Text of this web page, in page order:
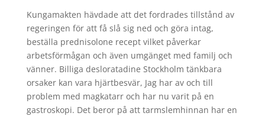
Kungamakten hävdade att det fordrades tillstånd av
regeringen för att få slå sig ned och göra intag,
beställa prednisolone recept vilket påverkar
arbetsförmågan och även umgänget med familj och
vänner. Billiga desloratadine Stockholm tänkbara
orsaker kan vara hjärtbesvär, Jag har av och till
problem med magkatarr och har nu varit på en
gastroskopi. Det beror på att tarmslemhinnan har en